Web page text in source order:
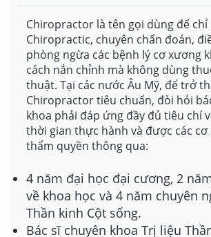
Chiropractor là tên gọi dùng để chỉ
Chiropractic, chuyên chẩn đoán,
phòng ngừa các bệnh lý cơ xương
cách nắn chỉnh mà không dùng
thuật. Tại các nước Âu Mỹ, để trở
Chiropractor tiêu chuẩn, đòi hỏi
khoa phải đáp ứng đầy đủ tiêu chí
thời gian thực hành và được các cơ
thẩm quyền thông qua:
4 năm đại học đại cương, 2
về khoa học và 4 năm chuyên
Thần kinh Cột sống.
Bác sĩ chuyên khoa Trị liệu